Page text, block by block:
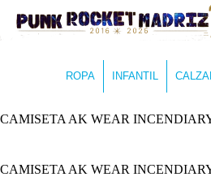
ROPA INFANTIL
CAMISETA AK WEAR
CAMISETA AK WEAR